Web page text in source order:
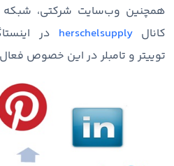
همچنین وب‌سایت شرکتی، شبکه
کانالherschelsupply در
توییتر و تامبلر در این خصوص